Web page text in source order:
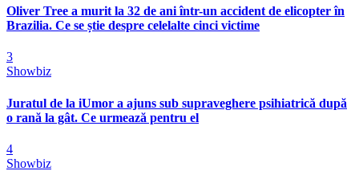
Oliver Tree a murit la 32 de ani într-un accident de elicopter în
Brazilia. Ce se știe despre celelalte cinci victime
3
Showbiz
Juratul de la iUmor a ajuns sub supraveghere psihiatrică după
o rană la gât. Ce urmează pentru el
4
Showbiz